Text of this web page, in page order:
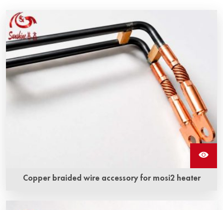
Copper braided wire accessory for mosi2 heater